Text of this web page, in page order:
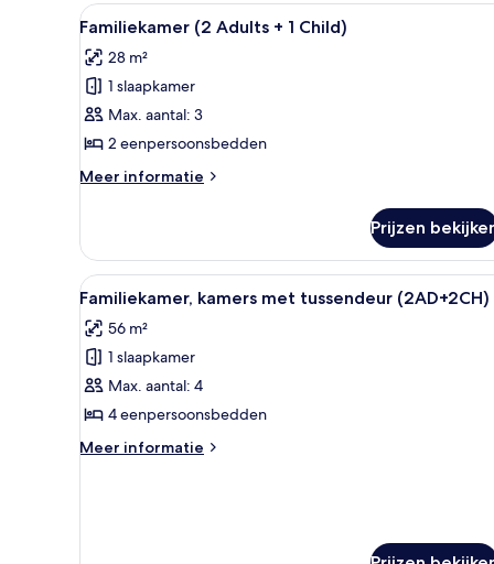
Alle
foto's
voor
Familiekamer
(2
Adults
+
1
laden
Een hotelkamer met twee
8
Familiekamer (2 Adults + 1 Child)
28 m²
1 slaapkamer
Max. aantal: 3
2 eenpersoonsbedden
Meer informatie
Meer
(2
Adults
+
Child)
Prijzen
Alle
foto's
voor
Familiekamer,
kamers
met
tussendeur
(2AD+2CH)
Een hotelkamer met een
5
Familiekamer, kamers met tussendeur (2AD+2CH)
56 m²
1 slaapkamer
Max. aantal: 4
4 eenpersoonsbedden
Meer informatie
Meer